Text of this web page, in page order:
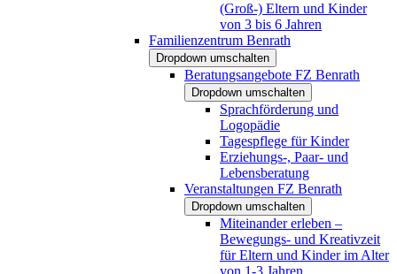
(Groß-) Eltern und Kinder
von 3 bis 6 Jahren
Familienzentrum Benrath
Dropdown umschalten
Beratungsangebote FZ Benrath
Dropdown umschalten
Sprachförderung und
Logopädie
Tagespflege für Kinder
Erziehungs-, Paar- und
Lebensberatung
Veranstaltungen FZ Benrath
Dropdown umschalten
Miteinander erleben –
Bewegungs- und Kreativzeit
für Eltern und Kinder im Alter
von 1-3 Jahren